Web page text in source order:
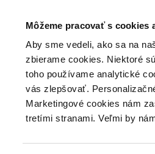
Môžeme pracovať s cookies
Aby sme vedeli, ako sa na
zbierame cookies. Niektoré
toho používame analytické
vás zlepšovať.
Marketingové cookies nám
tretími stranami. Veľmi by
Poukážky Kontakt